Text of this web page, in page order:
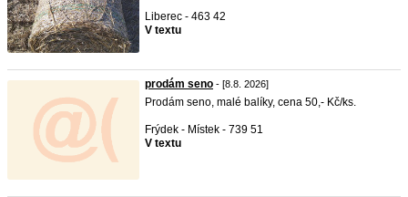
Liberec - 463 42
V textu
prodám seno - [8.8. 2026]
Prodám seno, malé balíky, cena 50,- Kč/ks.
Frýdek - Místek - 739 51
V textu